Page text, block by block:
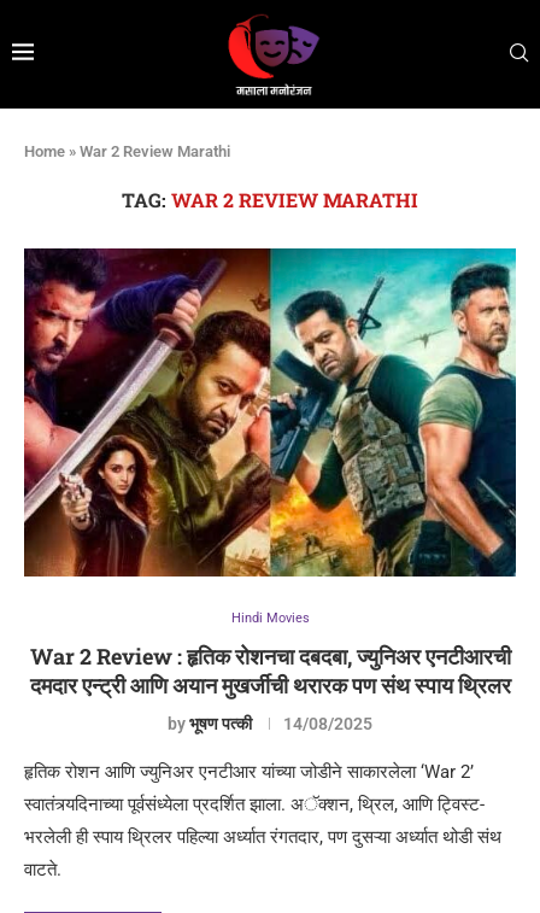
Home » War 2 Review Marathi
TAG: WAR 2 REVIEW MARATHI
Hindi Movies
War 2 Review : हृतिक रोशनचा दबदबा, ज्युनिअर एनटीआरची
दमदार एन्ट्री आणि अयान मुखर्जीची थरारक पण संथ स्पाय थ्रिलर
byभूषण पत्की 14/08/2025
हृतिक रोशन आणि ज्युनिअर एनटीआर यांच्या जोडीने साकारलेला ‘War 2’
स्वातंत्र्यदिनाच्या पूर्वसंध्येला प्रदर्शित झाला. अॅक्शन, थ्रिल, आणि ट्विस्ट-
भरलेली ही स्पाय थ्रिलर पहिल्या अर्ध्यात रंगतदार, पण दुसऱ्या अर्ध्यात थोडी संथ
वाटते.